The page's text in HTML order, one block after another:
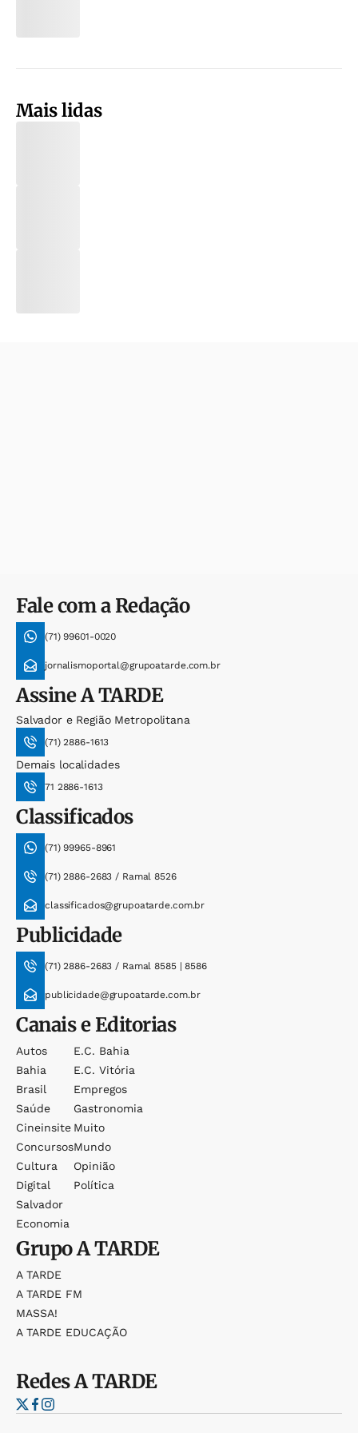
Mais lidas
Fale com a Redação
(71) 99601-0020
jornalismoportal@grupoatarde.com.br
AssineA TARDE
Salvador e Região Metropolitana
(71) 2886-1613
Demais localidades
71 2886-1613
Classificados
(71) 99965-8961
(71) 2886-2683 / Ramal 8526
classificados@grupoatarde.com.br
Publicidade
(71) 2886-2683 / Ramal 8585 | 8586
publicidade@grupoatarde.com.br
Canais e Editorias
Autos
Bahia
Brasil
Saúde
Cineinsite
Concursos
Cultura
Digital
Salvador
Economia
E.c. Bahia
E.c. Vitória
Empregos
Gastronomia
Muito
Mundo
Opinião
Política
GrupoA TARDE
A TARDE
A TARDE FM
MASSA!
A TARDE EDUCAÇÃO
RedesA TARDE